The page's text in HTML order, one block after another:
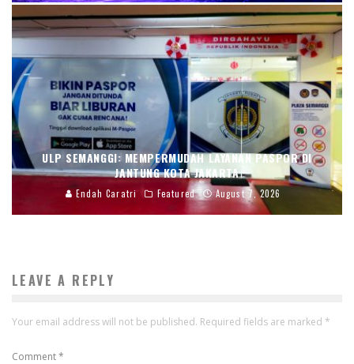
ULP SEMANGGI: MEMPERMUDAH LAYANAN PASPOR DI
JANTUNG KOTA JAKARTA
Endah Caratri Featured August 7, 2026
LEAVE A REPLY
Your email address will not be published. Required fields are marked *
Comment*